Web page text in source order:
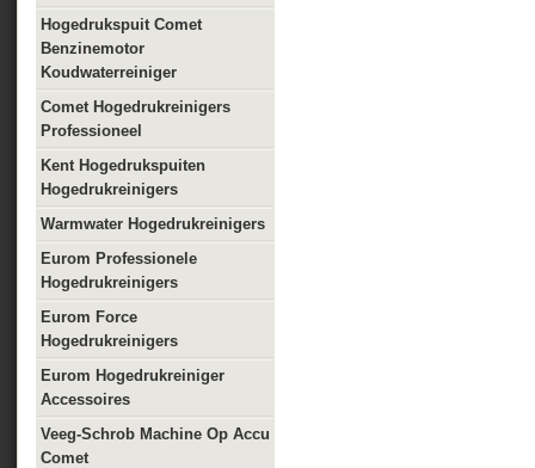
Hogedrukspuit Comet
Benzinemotor
Koudwaterreiniger
Comet Hogedrukreinigers
Professioneel
Kent Hogedrukspuiten
Hogedrukreinigers
Warmwater Hogedrukreinigers
Eurom Professionele
Hogedrukreinigers
Eurom Force
Hogedrukreinigers
Eurom Hogedrukreiniger
Accessoires
Veeg-Schrob Machine Op Accu
Comet